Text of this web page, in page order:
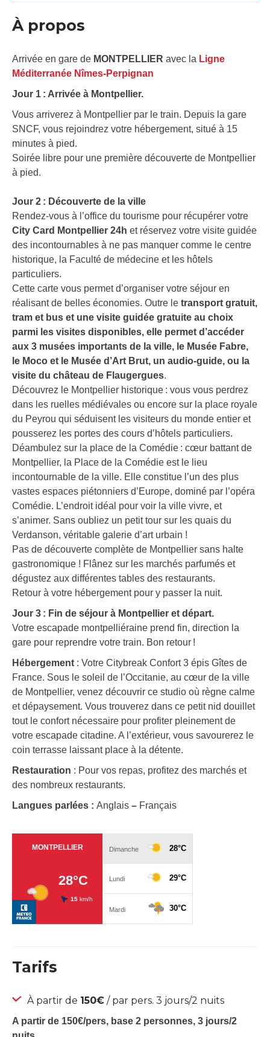
À propos
Arrivée en gare de MONTPELLIER avec la Ligne
Méditerranée Nîmes-Perpignan
Jour 1 : Arrivée à Montpellier.
Vous arriverez à Montpellier par le train. Depuis la gare
SNCF, vous rejoindrez votre hébergement, situé à 15
minutes à pied.
Soirée libre pour une première découverte de Montpellier
à pied.
Jour 2 : Découverte de la ville
Rendez-vous à l’office du tourisme pour récupérer votre
City Card Montpellier 24h et réservez votre visite guidée
des incontournables à ne pas manquer comme le centre
historique, la Faculté de médecine et les hôtels
particuliers.
Cette carte vous permet d’organiser votre séjour en
réalisant de belles économies. Outre le transport gratuit,
tram et bus et une visite guidée gratuite au choix
parmi les visites disponibles, elle permet d’accéder
aux 3 musées importants de la ville, le Musée Fabre,
le Moco et le Musée d’Art Brut, un audio-guide, ou la
visite du château de Flaugergues.
Découvrez le Montpellier historique : vous vous perdrez
dans les ruelles médiévales ou encore sur la place royale
du Peyrou qui séduisent les visiteurs du monde entier et
pousserez les portes des cours d’hôtels particuliers.
Déambulez sur la place de la Comédie : cœur battant de
Montpellier, la Place de la Comédie est le lieu
incontournable de la ville. Elle constitue l’un des plus
vastes espaces piétonniers d’Europe, dominé par l’opéra
Comédie. L’endroit idéal pour voir la ville vivre, et
s’animer. Sans oubliez un petit tour sur les quais du
Verdanson, véritable galerie d’art urbain !
Pas de découverte complète de Montpellier sans halte
gastronomique ! Flânez sur les marchés parfumés et
dégustez aux différentes tables des restaurants.
Retour à votre hébergement pour y passer la nuit.
Jour 3 : Fin de séjour à Montpellier et départ.
Votre escapade montpelliéraine prend fin, direction la
gare pour reprendre votre train. Bon retour !
Hébergement : Votre Citybreak Confort 3 épis Gîtes de
France. Sous le soleil de l’Occitanie, au cœur de la ville
de Montpellier, venez découvrir ce studio où règne calme
et dépaysement. Vous trouverez dans ce petit nid douillet
tout le confort nécessaire pour profiter pleinement de
votre escapade citadine. A l’extérieur, vous savourerez le
coin terrasse laissant place à la détente.
Restauration : Pour vos repas, profitez des marchés et
des nombreux restaurants.
Langues parlées : Anglais – Français
Tarifs
À partir de 150€ / par pers. 3 jours/2 nuits
A partir de 150€/pers, base 2 personnes, 3 jours/2